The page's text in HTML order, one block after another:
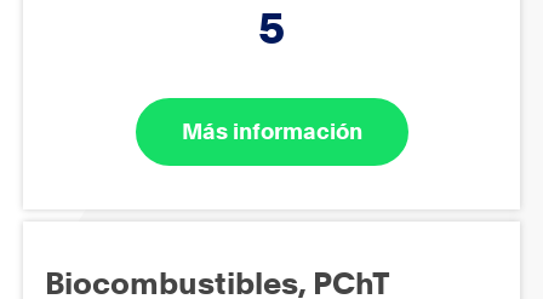
5
Más información
Biocombustibles, PChT